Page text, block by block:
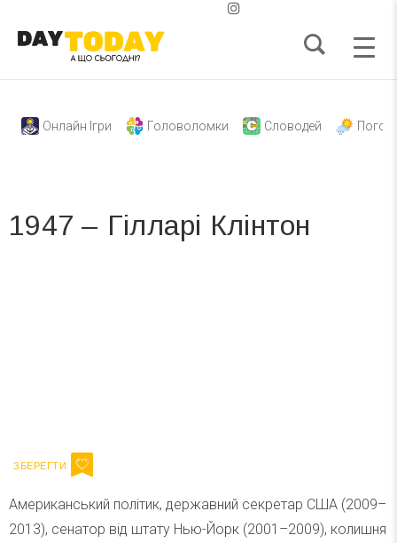
Онлайн Ігри Головоломки Словодей
1947 – Гілларі Клінтон
Американський політик, державний секретар США (2009–
2013), сенатор від штату Нью-Йорк (2001–2009), колишня